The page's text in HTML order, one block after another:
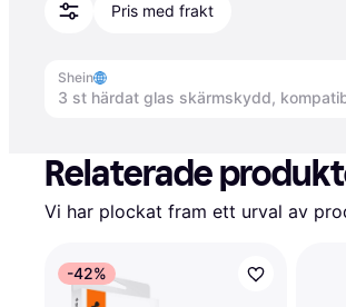
Pris med frakt
Shein
Relaterade
Vi har plockat fram ett urval av
-42%